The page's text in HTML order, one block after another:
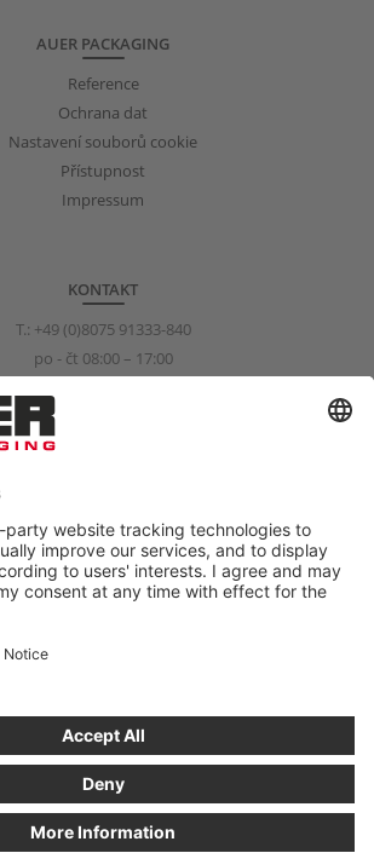
AUER PACKAGING
Reference
Ochrana dat
Nastavení souborů cookie
Přístupnost
Impressum
KONTAKT
T.: +49 (0)8075 91333-840
po - čt 08:00 – 17:00
info@auer-packaging.com
obchodní zákazník. V obchodě pro
jsou všechny ceny včetně DPH a platí ze
do 14 dní.
JAKO SOUKROMÝ ZÁKAZNÍK